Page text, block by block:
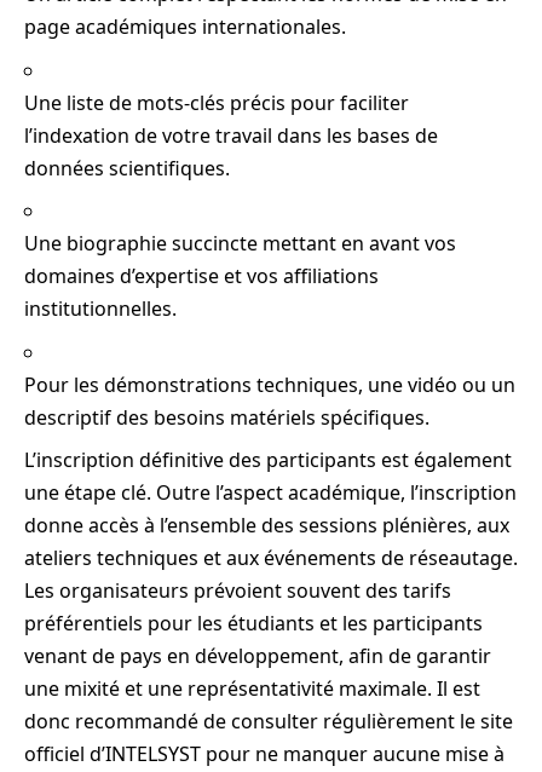
page académiques internationales.
Une liste de mots-clés précis pour faciliter
l’indexation de votre travail dans les bases de
données scientifiques.
Une biographie succincte mettant en avant vos
domaines d’expertise et vos affiliations
institutionnelles.
Pour les démonstrations techniques, une vidéo ou un
descriptif des besoins matériels spécifiques.
L’inscription définitive des participants est également
une étape clé. Outre l’aspect académique, l’inscription
donne accès à l’ensemble des sessions plénières, aux
ateliers techniques et aux événements de réseautage.
Les organisateurs prévoient souvent des tarifs
préférentiels pour les étudiants et les participants
venant de pays en développement, afin de garantir
une mixité et une représentativité maximale. Il est
donc recommandé de consulter régulièrement le site
officiel d’INTELSYST pour ne manquer aucune mise à